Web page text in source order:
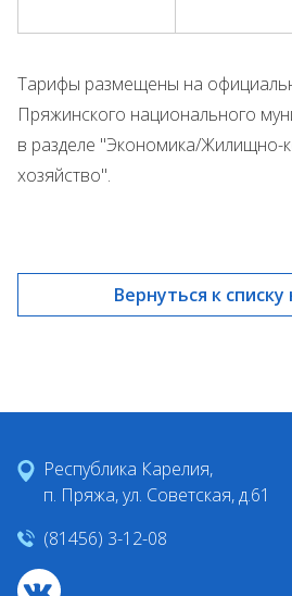
Тарифы размещены на
Пряжинского национального
в разделе "Экономика/Жилищно-
хозяйство".
Вернуться к списку
Республика Карелия,
п. Пряжа, ул. Советская, д.61
(81456) 3-12-08